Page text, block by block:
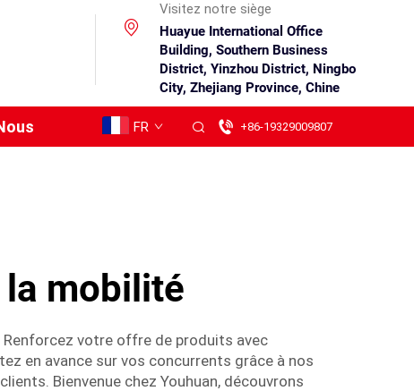
Visitez notre siège
Huayue International Office
Building, Southern Business
District, Yinzhou District, Ningbo
City, Zhejiang Province, Chine
FR +86-19329009807
mobilité
votre offre de produits avec
en avance sur vos concurrents grâce à nos
Bienvenue chez Youhuan, découvrons